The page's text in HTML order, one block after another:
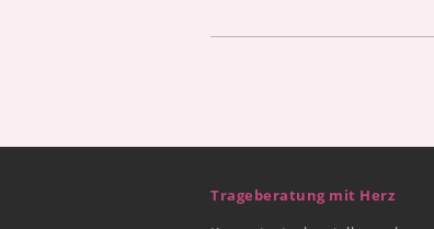
Trageberatung mit Herz